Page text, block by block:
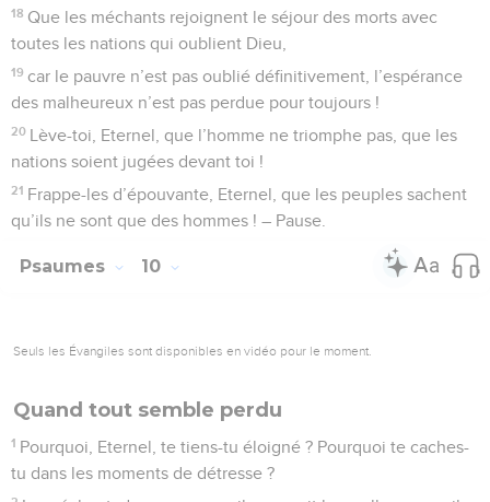
passent au-dessus de sa tête, il disperse tous ses
adversaires.
6 Il dit dans son cœur : « Je ne suis pas ébranlé, je suis pour
toujours à l’abri du malheur ! »
7 *Sa bouche est pleine de malédictions, de tromperies et de
fraudes ; il y a sous sa langue la méchanceté et le malheur.
8 Il se tient en embuscade près des villages, il assassine
l’innocent dans des endroits retirés ; ses yeux épient le
Il est aux aguets dans sa cachette comme le lion dans sa
10 Il s’accroupit, il se tapit, et les malheureux tombent dans
11 Il dit dans son cœur : « Dieu oublie, il se cache, il ne
regarde jamais ! »
12 Lève-toi, Eternel, ô Dieu, interviens, n’oublie pas les